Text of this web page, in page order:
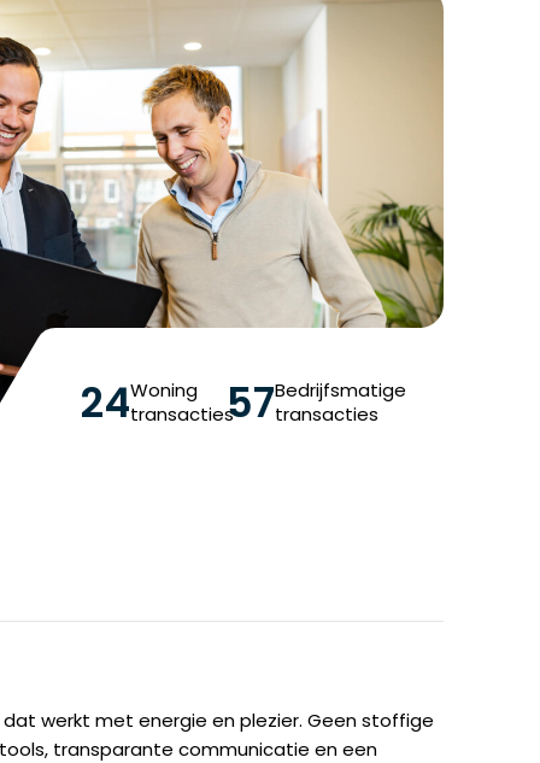
24Woning
transacties57Bedrijfsmatige
transacties
werkt met energie en plezier. Geen stoffige
transparante communicatie en een